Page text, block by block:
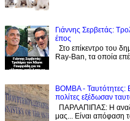
Γιάννης Σερβετάς:
έπος
Στο επίκεντρο του
Ray-Ban, τα οποία
BOMBA -
πολίτες εξέδωσαν
ΠΑΡΛΑΠΙΠΑΣ: Η
μας... Είναι απόφαση